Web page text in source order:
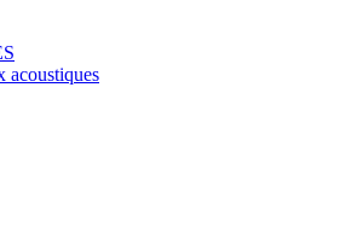
acoustiques